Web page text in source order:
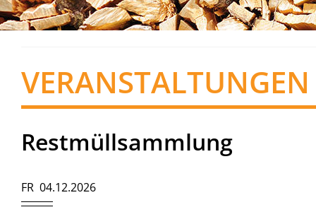
VERANSTALTUNGEN
Restmüllsammlung
FR 04.12.2026